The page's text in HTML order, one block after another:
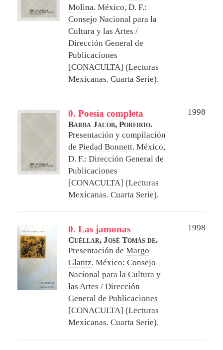
Molina. México, D. F.:
Consejo Nacional para la
Cultura y las Artes /
Dirección General de
Publicaciones
[CONACULTA] (Lecturas
Mexicanas. Cuarta Serie).
0. Poesía completa
1998
Barba Jacob, Porfirio.
Presentación y compilación
de Piedad Bonnett. México,
D. F.: Dirección General de
Publicaciones
[CONACULTA] (Lecturas
Mexicanas. Cuarta Serie).
0. Las jamonas
1998
Cuéllar, José Tomás de.
Presentación de Margo
Glantz. México: Consejo
Nacional para la Cultura y
las Artes / Dirección
General de Publicaciones
[CONACULTA] (Lecturas
Mexicanas. Cuarta Serie).